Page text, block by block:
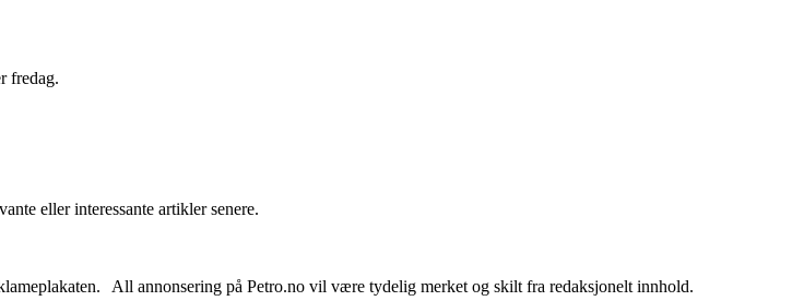
fredag.
eller interessante artikler senere.
All annonsering på Petro.no vil være tydelig merket og skilt fra redaksjonelt innhold.